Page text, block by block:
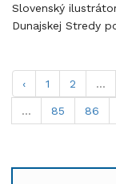
Slovenský
Dunajskej Stredy
‹ 1 2 ...
... 85 86